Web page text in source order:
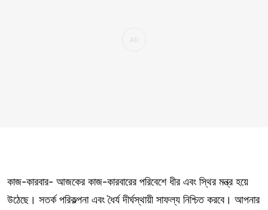
কাজ-কারবার- আজকের কাজ-কারবারের পরিবেশে ধীর এবং স্থির মন্ত্র হয়ে
উঠেছে। সতর্ক পরিকল্পনা এবং ধৈর্য দীর্ঘস্থায়ী সাফল্য নিশ্চিত করবে। আপনার